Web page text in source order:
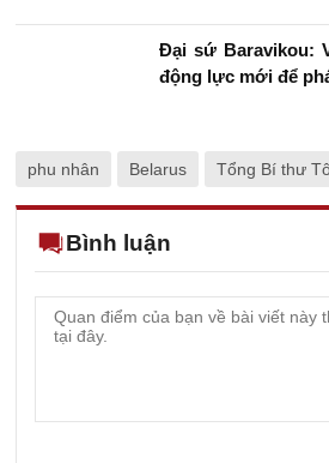
Đại sứ Baravikou:
động lực mới để
phu nhân Belarus Tổng Bí thư
Bình luận